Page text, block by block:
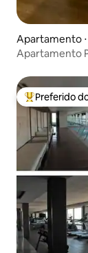
Apartamento
Apartamento
Entre os
Preferido